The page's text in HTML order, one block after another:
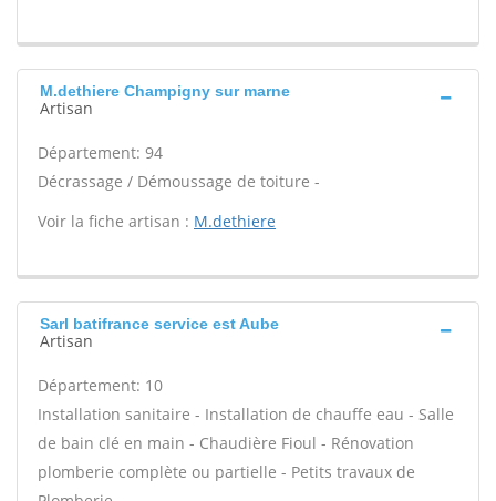
M.dethiere Champigny sur marne
Artisan
Département: 94
Décrassage / Démoussage de toiture -
Voir la fiche artisan : M.dethiere
Sarl batifrance service est Aube
Artisan
Département: 10
Installation sanitaire - Installation de chauffe eau - Salle
de bain clé en main - Chaudière Fioul - Rénovation
plomberie complète ou partielle - Petits travaux de